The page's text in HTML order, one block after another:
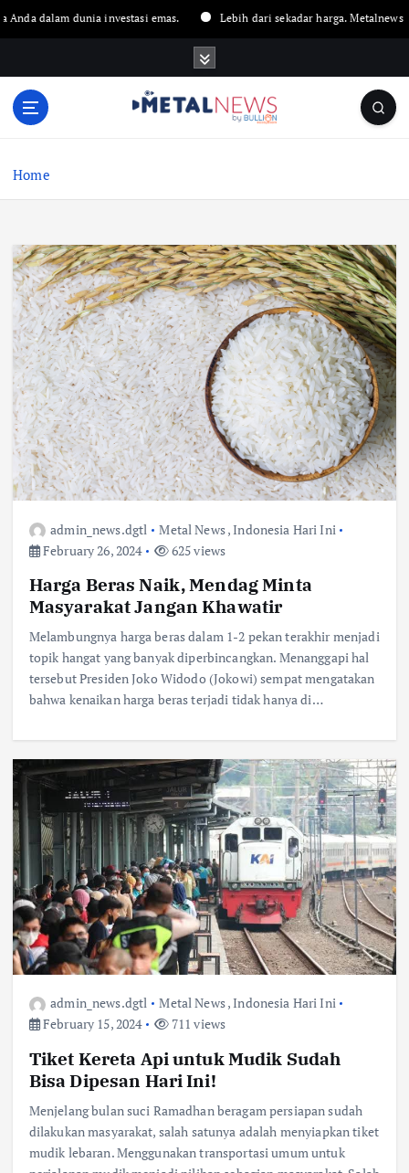
dunia investasi emas. Lebih dari sekadar harga. Metalnews
Home
admin_news.dgtl Metal News,Indonesia Hari Ini
February 26, 2024
625 views
Harga Beras Naik, Mendag Minta
Masyarakat Jangan Khawatir
Melambungnya harga beras dalam 1-2 pekan terakhir menjadi
topik hangat yang banyak diperbincangkan. Menanggapi hal
tersebut Presiden Joko Widodo (Jokowi) sempat mengatakan
bahwa kenaikan harga beras terjadi tidak hanya di…
admin_news.dgtl Metal News,Indonesia Hari Ini
February 15, 2024
711 views
Tiket Kereta Api untuk Mudik Sudah
Bisa Dipesan Hari Ini!
Menjelang bulan suci Ramadhan beragam persiapan sudah
dilakukan masyarakat, salah satunya adalah menyiapkan tiket
mudik lebaran. Menggunakan transportasi umum untuk